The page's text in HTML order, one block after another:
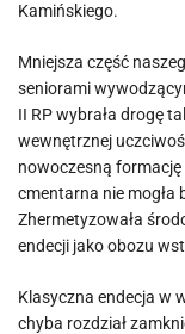
Kamińskiego.
Mniejsza część
seniorami
II RP wybrała drogę
wewnętrznej
nowoczesną
cmentarna nie mogła
Zhermetyzowała
endecji jako obozu
Klasyczna endecja w
chyba rozdział